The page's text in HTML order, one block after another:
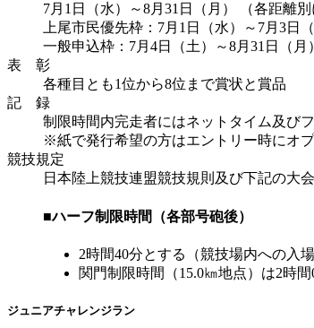
7月1日（水）～8月31日（月） （各距離
上尾市民優先枠：7月1日（水）～7月3日（
一般申込枠：7月4日（土）～8月31日（月）
表 彰
各種目とも1位から8位まで賞状と賞品
記 録
制限時間内完走者にはネットタイム及び
※紙で発行希望の方はエントリー時にオ
競技規定
日本陸上競技連盟競技規則及び下記の大
■ハーフ制限時間（各部号砲後）
2時間40分とする（競技場内への入
関門制限時間（15.0㎞地点）は2時間
ジュニアチャレンジラン